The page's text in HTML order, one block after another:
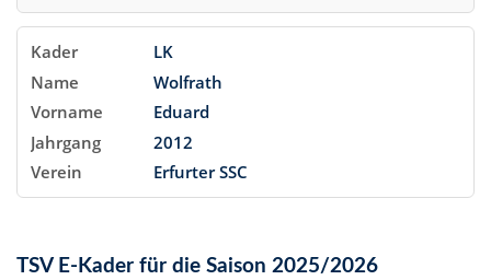
LK
Wolfrath
Eduard
2012
Erfurter SSC
TSV E-Kader für die Saison 2025/2026